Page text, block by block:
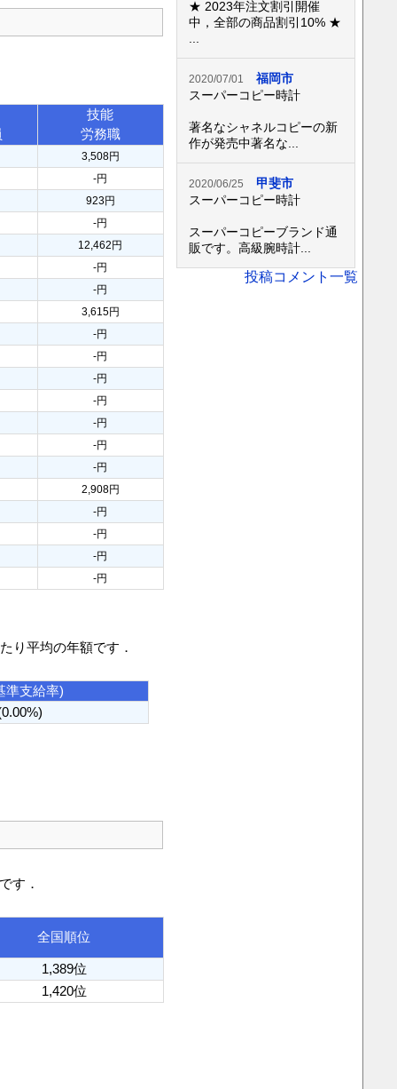
技能
労務職
3,508円
-円
923円
-円
12,462円
-円
-円
3,615円
-円
-円
-円
-円
-円
-円
-円
2,908円
-円
-円
-円
-円
り平均の年額です．
準支給率)
す．
全国順位
1,389位
1,420位
★ 2023年注文割引開催
中，全部の商品割引10% ★
2020/07/01
福岡市
スーパーコピー時計
著名なシャネルコピーの新
作が発売中著名な...
2020/06/25
甲斐市
スーパーコピー時計
スーパーコピーブランド通
販です。高級腕時計...
投稿コメント一覧